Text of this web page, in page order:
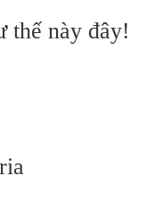
thế này đây!